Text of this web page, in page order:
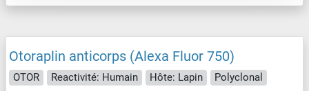
Otoraplin anticorps (Alexa Fluor 750)
OTOR Reactivité: Humain Hôte: Lapin
Polyclonal